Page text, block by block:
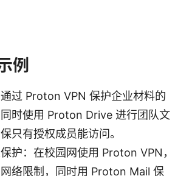
例
过 Proton VPN 保护企业材料的
时使用 Proton Drive 进行团队文
只有授权成员能访问。
护：在校园网使用 Proton VPN，
络限制，同时用 Proton Mail 保